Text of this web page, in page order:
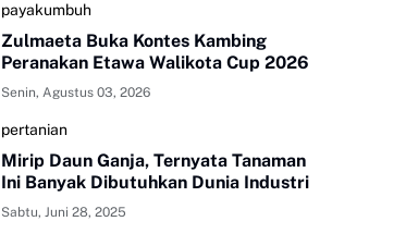
payakumbuh
Zulmaeta Buka Kontes Kambing
Peranakan Etawa Walikota Cup 2026
Senin, Agustus 03, 2026
pertanian
Mirip Daun Ganja, Ternyata Tanaman
Ini Banyak Dibutuhkan Dunia Industri
Sabtu, Juni 28, 2025